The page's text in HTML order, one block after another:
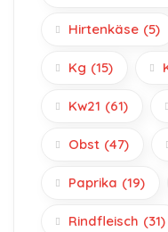
Hirtenkäse (5)
Kg (15)
Kw21 (61)
Obst (47)
Paprika (19)
Rindfleisch (31)